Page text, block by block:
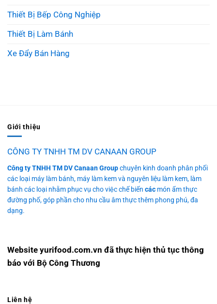
Thiết Bị Bếp Công Nghiệp
Thiết Bị Làm Bánh
Xe Đẩy Bán Hàng
Giới thiệu
CÔNG TY TNHH TM DV CANAAN GROUP
Công ty TNHH TM DV Canaan Groupchuyên kinh doanh phân phối
các loại máy làm bánh, máy làm kem và nguyên liệu làm kem, làm
bánh các loại nhằm phục vụ cho việc chế biến các món ẩm thực
đường phố, góp phần cho nhu cầu âm thực thêm phong phú, đa
dạng.
Website yurifood.com.vn đã thực hiện thủ tục thông
báo với Bộ Công Thương
Liên hệ